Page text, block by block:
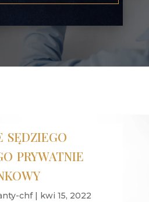
sędziego
prywatnie
chf| kwi 15, 2022